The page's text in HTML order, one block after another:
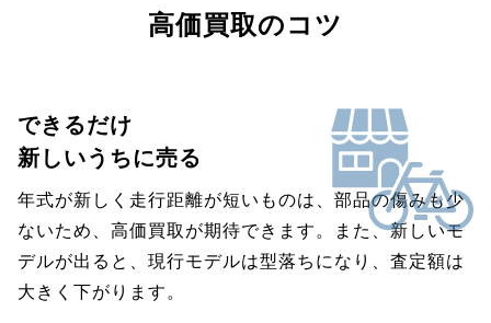
高価買取のコツ
できるだけ
新しいうちに売る
年式が新しく走行距離が短いものは、部品の傷みも少
ないため、高価買取が期待できます。また、新しいモ
デルが出ると、現行モデルは型落ちになり、査定額は
大きく下がります。